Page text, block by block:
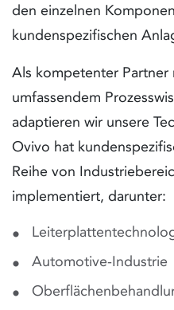
den einzelnen
kundenspezifischen
Als kompetenter
umfassendem
adaptieren wir unsere
Ovivo hat
Reihe von
implementiert, darunter:
Automotive-Industrie